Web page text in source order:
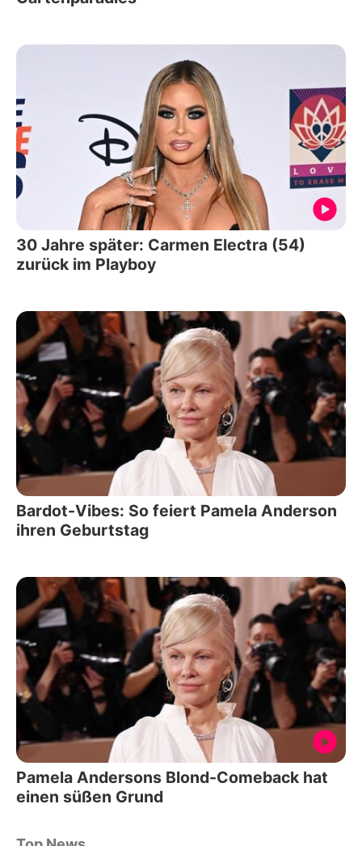
30 Jahre später: Carmen Electra (54)
zurück im Playboy
Bardot-Vibes: So feiert Pamela Anderson
ihren Geburtstag
Pamela Andersons Blond-Comeback hat
einen süßen Grund